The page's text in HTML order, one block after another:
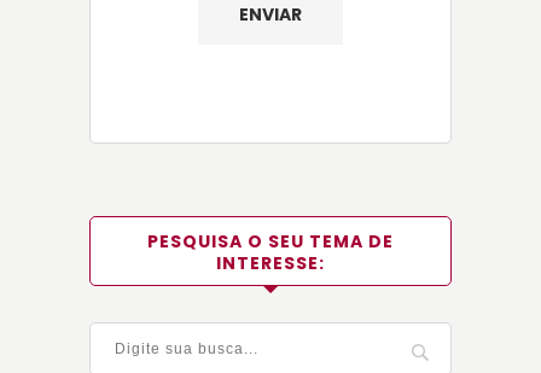
PESQUISA O SEU TEMA DE
INTERESSE: